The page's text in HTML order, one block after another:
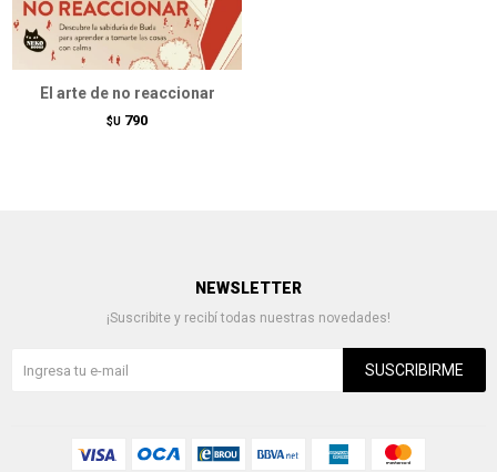
El arte de no reaccionar
$U 790
NEWSLETTER
¡Suscribite y recibí todas nuestras novedades!
SUSCRIBIRME